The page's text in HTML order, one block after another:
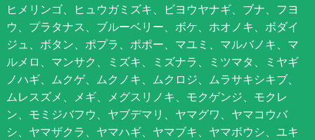
ヒメリンゴ、ヒュウガミズキ、ビヨウヤナギ、ブナ、フヨ
ウ、プラタナス、ブルーベリー、ボケ、ホオノキ、ボダイ
ジュ、ボタン、ポプラ、ポポー、マユミ、マルバノキ、マ
ルメロ、マンサク、ミズキ、ミズナラ、ミツマタ、ミヤギ
ノハギ、ムクゲ、ムクノキ、ムクロジ、ムラサキシキブ、
ムレスズメ、メギ、メグスリノキ、モクゲンジ、モクレ
ン、モミジバフウ、ヤブデマリ、ヤマグワ、ヤマコウバ
シ、ヤマザクラ、ヤマハギ、ヤマブキ、ヤマボウシ、ユキ